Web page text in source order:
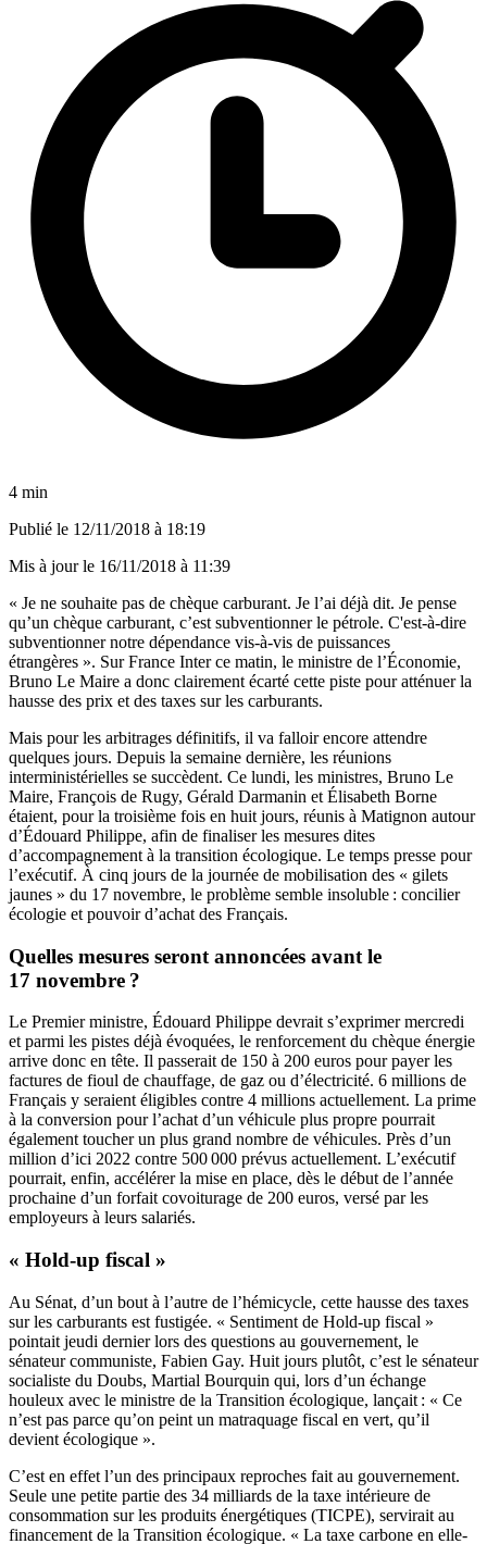
4 min
Publié le 12/11/2018 à 18:19
Mis à jour le 16/11/2018 à 11:39
« Je ne souhaite pas de chèque carburant. Je l’ai déjà dit. Je pense
qu’un chèque carburant, c’est subventionner le pétrole. C'est-à-dire
subventionner notre dépendance vis-à-vis de puissances
étrangères ». Sur France Inter ce matin, le ministre de l’Économie,
Bruno Le Maire a donc clairement écarté cette piste pour atténuer la
hausse des prix et des taxes sur les carburants.
Mais pour les arbitrages définitifs, il va falloir encore attendre
quelques jours. Depuis la semaine dernière, les réunions
interministérielles se succèdent. Ce lundi, les ministres, Bruno Le
Maire, François de Rugy, Gérald Darmanin et Élisabeth Borne
étaient, pour la troisième fois en huit jours, réunis à Matignon autour
d’Édouard Philippe, afin de finaliser les mesures dites
d’accompagnement à la transition écologique. Le temps presse pour
l’exécutif. À cinq jours de la journée de mobilisation des « gilets
jaunes » du 17 novembre, le problème semble insoluble : concilier
écologie et pouvoir d’achat des Français.
Quelles mesures seront annoncées avant le
17 novembre ?
Le Premier ministre, Édouard Philippe devrait s’exprimer mercredi
et parmi les pistes déjà évoquées, le renforcement du chèque énergie
arrive donc en tête. Il passerait de 150 à 200 euros pour payer les
factures de fioul de chauffage, de gaz ou d’électricité. 6 millions de
Français y seraient éligibles contre 4 millions actuellement. La prime
à la conversion pour l’achat d’un véhicule plus propre pourrait
également toucher un plus grand nombre de véhicules. Près d’un
million d’ici 2022 contre 500 000 prévus actuellement. L’exécutif
pourrait, enfin, accélérer la mise en place, dès le début de l’année
prochaine d’un forfait covoiturage de 200 euros, versé par les
employeurs à leurs salariés.
« Hold-up fiscal »
Au Sénat, d’un bout à l’autre de l’hémicycle, cette hausse des taxes
sur les carburants est fustigée. « Sentiment de Hold-up fiscal »
pointait jeudi dernier lors des questions au gouvernement, le
sénateur communiste, Fabien Gay. Huit jours plutôt, c’est le sénateur
socialiste du Doubs, Martial Bourquin qui, lors d’un échange
houleux avec le ministre de la Transition écologique, lançait : « Ce
n’est pas parce qu’on peint un matraquage fiscal en vert, qu’il
devient écologique ».
C’est en effet l’un des principaux reproches fait au gouvernement.
Seule une petite partie des 34 milliards de la taxe intérieure de
consommation sur les produits énergétiques (TICPE), servirait au
financement de la Transition écologique. « La taxe carbone en elle-